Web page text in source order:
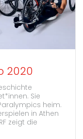
2020
Sie
heim.
in Athen
zeigt die